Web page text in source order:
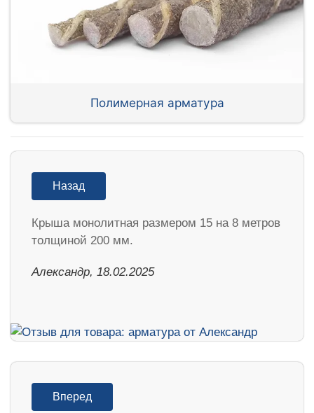
Полимерная арматура
Назад
Крыша монолитная размером 15 на 8 метров
толщиной 200 мм.
Александр, 18.02.2025
Вперед